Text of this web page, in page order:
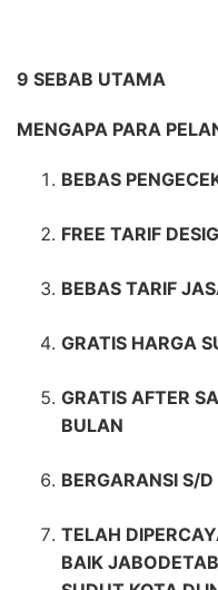
9 SEBAB UTAMA
MENGAPA PARA
BEBAS
FREE TARIF
BEBAS TARIF
GRATIS HARGA
GRATIS AFTER
BULAN
BERGARANSI S/
TELAH
BAIK